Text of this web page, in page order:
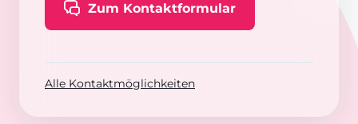
Zum Kontaktformular
Alle Kontaktmöglichkeiten